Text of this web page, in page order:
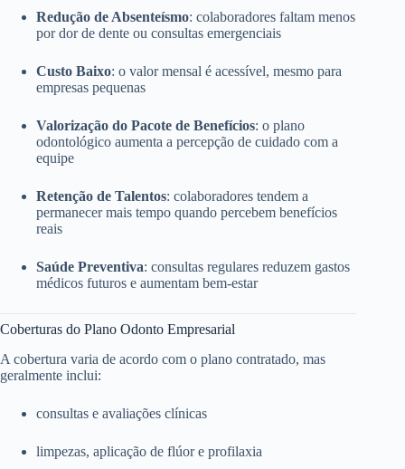
Redução de Absenteísmo: colaboradores faltam menos
por dor de dente ou consultas emergenciais
Custo Baixo: o valor mensal é acessível, mesmo para
empresas pequenas
Valorização do Pacote de Benefícios: o plano
odontológico aumenta a percepção de cuidado com a
equipe
Retenção de Talentos: colaboradores tendem a
permanecer mais tempo quando percebem benefícios
reais
Saúde Preventiva: consultas regulares reduzem gastos
médicos futuros e aumentam bem-estar
Coberturas do Plano Odonto Empresarial
A cobertura varia de acordo com o plano contratado, mas
geralmente inclui:
consultas e avaliações clínicas
limpezas, aplicação de flúor e profilaxia